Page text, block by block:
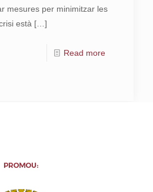
mesures per minimitzar les
està […]
Read more